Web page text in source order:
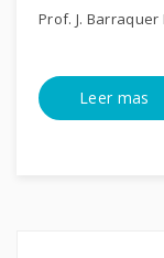
Prof. J.
Leer mas